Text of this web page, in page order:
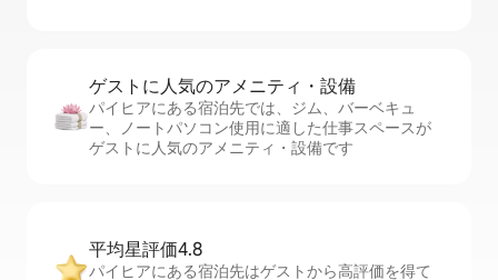
ゲストに人⁠気⁠のア⁠メ⁠ニ⁠テ⁠ィ・設⁠備
パイヒアにある宿泊先では、ジム、バーベキュ
ー、ノートパソコン使用に適した仕事スペースが
ゲストに人気のアメニティ・設備です
平均星評価4.8
パイヒアにある宿泊先はゲストから高評価を得て